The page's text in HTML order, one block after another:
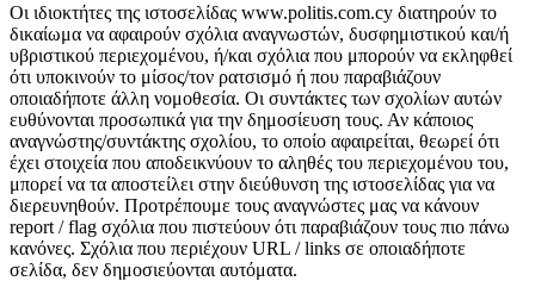
Οι ιδιοκτήτες της ιστοσελίδας www.politis.com.cy διατηρούν το
δικαίωμα να αφαιρούν σχόλια αναγνωστών, δυσφημιστικού και/ή
υβριστικού περιεχομένου, ή/και σχόλια που μπορούν να εκληφθεί
ότι υποκινούν το μίσος/τον ρατσισμό ή που παραβιάζουν
οποιαδήποτε άλλη νομοθεσία. Οι συντάκτες των σχολίων αυτών
ευθύνονται προσωπικά για την δημοσίευση τους. Αν κάποιος
αναγνώστης/συντάκτης σχολίου, το οποίο αφαιρείται, θεωρεί ότι
έχει στοιχεία που αποδεικνύουν το αληθές του περιεχομένου του,
μπορεί να τα αποστείλει στην διεύθυνση της ιστοσελίδας για να
διερευνηθούν. Προτρέπουμε τους αναγνώστες μας να κάνουν
report / flag σχόλια που πιστεύουν ότι παραβιάζουν τους πιο πάνω
κανόνες. Σχόλια που περιέχουν URL / links σε οποιαδήποτε
σελίδα, δεν δημοσιεύονται αυτόματα.